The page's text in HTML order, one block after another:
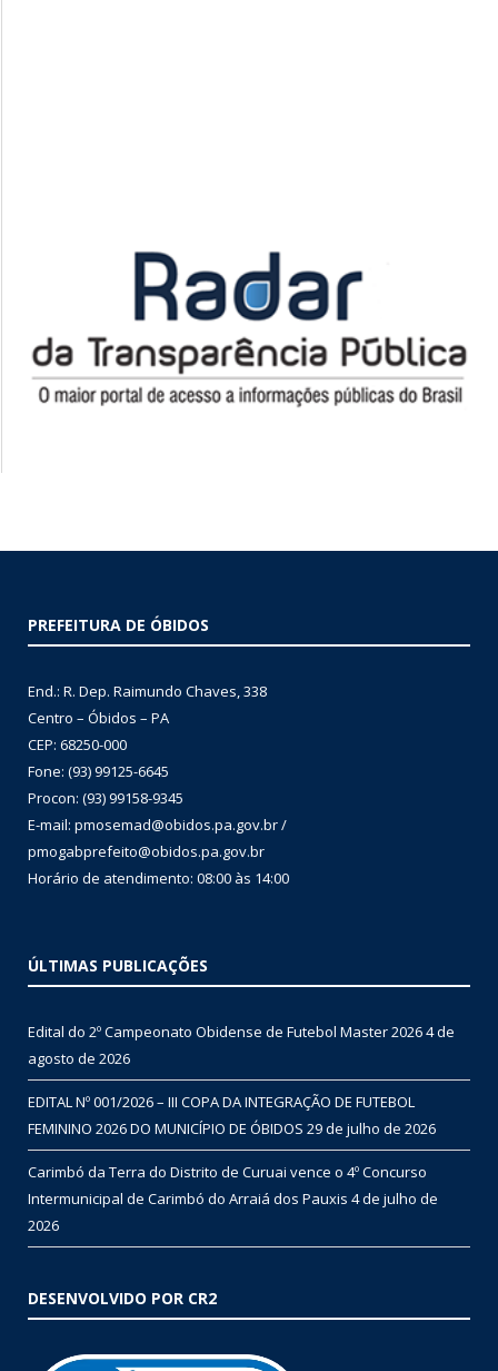
PREFEITURA DE ÓBIDOS
End.: R. Dep. Raimundo Chaves, 338
Centro – Óbidos – PA
CEP: 68250-000
Fone: (93) 99125-6645
Procon: (93) 99158-9345
E-mail: pmosemad@obidos.pa.gov.br /
pmogabprefeito@obidos.pa.gov.br
Horário de atendimento: 08:00 às 14:00
ÚLTIMAS PUBLICAÇÕES
Edital do 2º Campeonato Obidense de Futebol Master 20264 de
agosto de 2026
EDITAL Nº 001/2026 – III COPA DA INTEGRAÇÃO DE FUTEBOL
FEMININO 2026 DO MUNICÍPIO DE ÓBIDOS 29 de julho de 2026
Carimbó da Terra do Distrito de Curuai vence o 4º Concurso
Intermunicipal de Carimbó do Arraiá dos Pauxis 4 de julho de
2026
DESENVOLVIDO POR CR2